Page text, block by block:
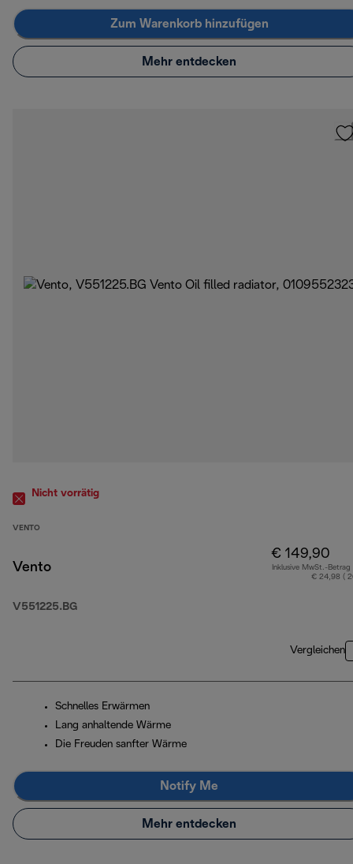
Zum Warenkorb hinzufügen
Mehr entdecken
Nicht vorrätig
VENTO
Vento
V551225.BG
€ 149,90
Inklusive MwSt.-Betrag
€ 24,98 (
Vergleichen
Schnelles Erwärmen
Lang anhaltende Wärme
Die Freuden sanfter Wärme
Notify Me
Mehr entdecken